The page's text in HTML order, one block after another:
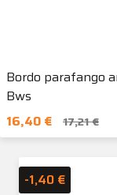
Bordo parafango
Bws
16,40 €
17,21 €
-1,40 €